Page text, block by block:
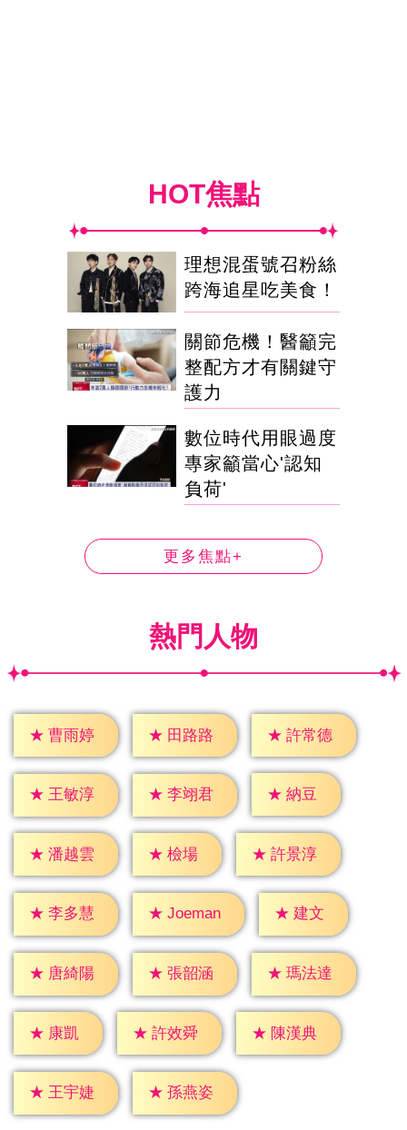
HOT焦點
理想混蛋號召粉絲
跨海追星吃美食！
關節危機！醫籲完
整配方才有關鍵守
護力
數位時代用眼過度
專家籲當心'認知
負荷'
更多焦點+
熱門人物
★ 曹雨婷 ★ 田路路 ★ 許常德
★ 王敏淳 ★ 李翊君 ★ 納豆
★ 潘越雲 ★ 檢場 ★ 許景淳
★ 李多慧 ★ Joeman ★ 建文
★ 唐綺陽 ★ 張韶涵 ★ 瑪法達
★ 康凱 ★ 許效舜 ★ 陳漢典
★ 王宇婕 ★ 孫燕姿